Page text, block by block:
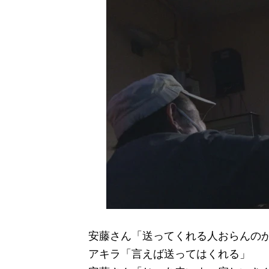
安藤さん「送ってくれる人おらんの
アキラ「言えば送ってはくれる」